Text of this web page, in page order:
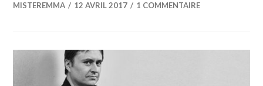
MISTEREMMA 12 AVRIL 2017 1 COMMENTAIRE